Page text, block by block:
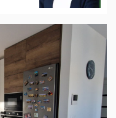
novostavba
parkovanie